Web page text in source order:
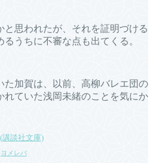
思われたが、それを証明づける
うちに不審な点も出てくる。
た加賀は、以前、高柳バレエ団の
れていた浅岡未緒のことを気にか
講談社文庫)
ヨメレバ